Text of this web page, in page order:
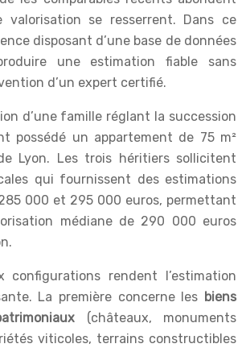
se resserrent. Dans ce
disposant d’une base de données
une estimation fiable sans
d’un expert certifié.
d’une famille réglant la succession
possédé un appartement de 75 m²
Lyon. Les trois héritiers sollicitent
qui fournissent des estimations
000 et 295 000 euros, permettant
médiane de 290 000 euros
configurations rendent l’estimation
La première concerne les biens
(châteaux, monuments
viticoles, terrains constructibles